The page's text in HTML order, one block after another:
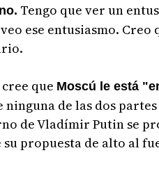
Tengo que ver un
ese entusiasmo. Creo
que Moscú le está
ninguna de las dos
de Vladímir Putin se
propuesta de alto al